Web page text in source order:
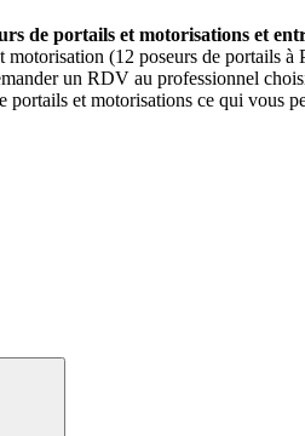
de portails et motorisations et
(12 poseurs de portails
un RDV au professionnel
et motorisations ce qui vous